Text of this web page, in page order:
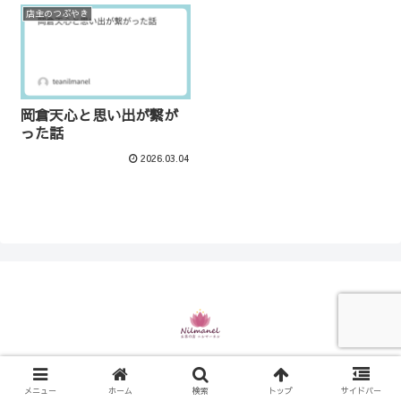
店主のつぶやき
岡倉天心と思い出が繋が
った話
2026.03.04
© 2021 お茶の店 ニルマーネル.
メニュー ホーム 検索 トップ サイドバー